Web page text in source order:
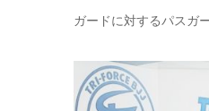
ガードに対するパスガ